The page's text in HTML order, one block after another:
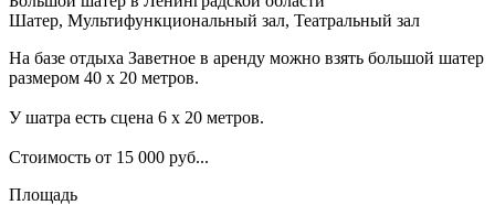
Шатер, Мультифункциональный зал, Театральный зал
На базе отдыха Заветное в аренду можно взять большой шатер
размером 40 х 20 метров.
У шатра есть сцена 6 х 20 метров.
Стоимость от 15 000 руб...
Площадь